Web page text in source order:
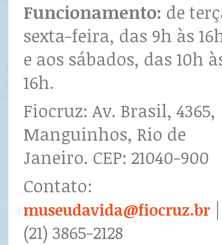
Funcionamento: de
sexta-feira, das 9h às
e aos sábados, das 10h
16h.
Fiocruz: Av. Brasil, 4365,
Manguinhos, Rio de
Janeiro. CEP: 21040-900
Contato:
museudavida@fiocruz.br |
(21) 3865-2128